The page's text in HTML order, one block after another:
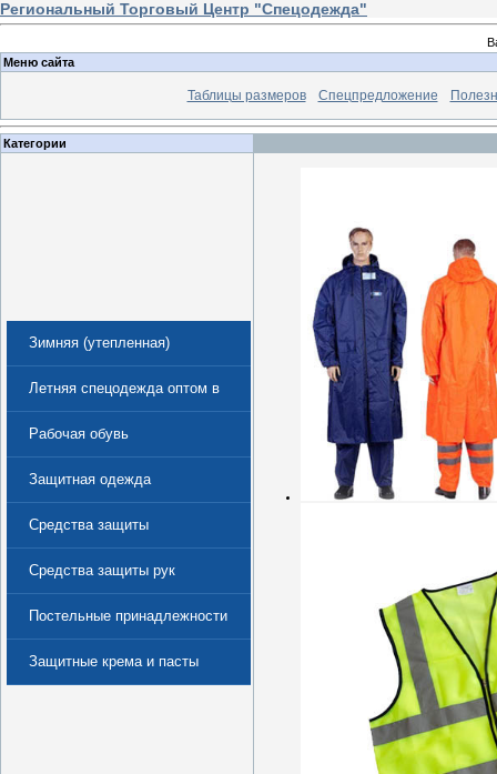
Региональный Торговый Центр "Спецодежда"
Меню сайта
Таблицы размеров Спецпредложение
Категории
Зимняя (утепленная)
спецодежда
Летняя спецодежда оптом в
Екатеринбурге
Рабочая обувь
Защитная одежда
Средства защиты
Средства защиты рук
Постельные принадлежности
Защитные крема и пасты